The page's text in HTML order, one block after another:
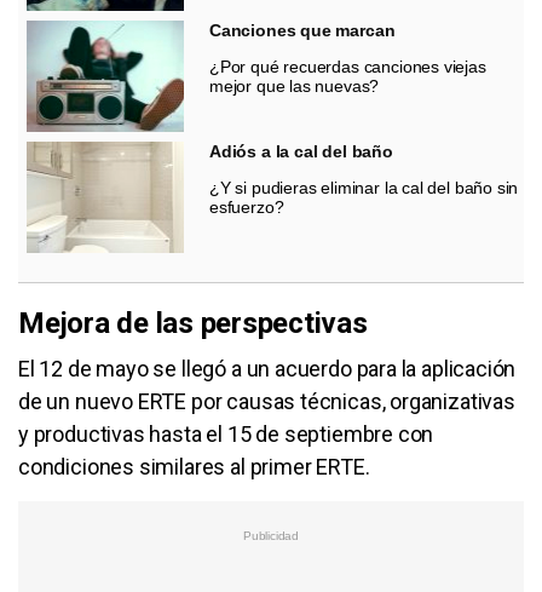
Canciones que marcan
¿Por qué recuerdas canciones viejas
mejor que las nuevas?
Adiós a la cal del baño
¿Y si pudieras eliminar la cal del baño sin
esfuerzo?
Mejora de las perspectivas
El 12 de mayo se llegó a un acuerdo para la aplicación
de un nuevo ERTE por causas técnicas, organizativas
y productivas hasta el 15 de septiembre con
condiciones similares al primer ERTE.